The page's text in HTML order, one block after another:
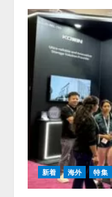
新着 海外 特集